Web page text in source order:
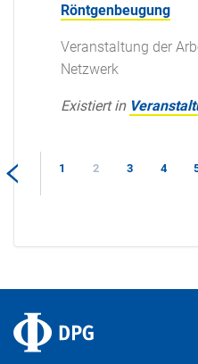
Röntgenbeugung
Veranstaltung der
Netzwerk
Existiert in
1 2 3 4